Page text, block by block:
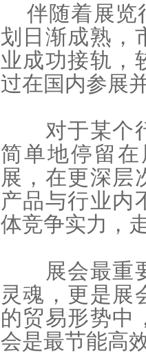
伴随着展览
划日渐成熟，
业成功接轨，
过在国内参展
对于某个行
简单地停留
展，在更深层
产品与行业内
体竞争实力，
展会最重要
灵魂，更是展
的贸易形势中
会是最节能高